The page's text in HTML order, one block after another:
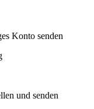
Konto senden
und senden